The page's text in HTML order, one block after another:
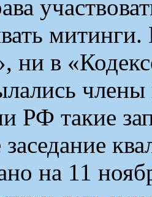
ни в
РФ такие
на 11